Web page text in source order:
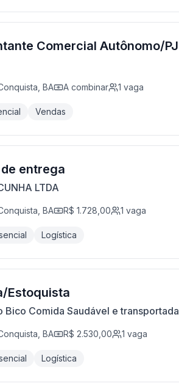
Comercial Autônomo/PJ
BA A combinar 1 vaga
Vendas
entrega
LTDA
BA R$ 1.728,00 1 vaga
Logística
Estoquista
Bico Comida Saudável e transportada
BA R$ 2.530,00 1 vaga
Logística